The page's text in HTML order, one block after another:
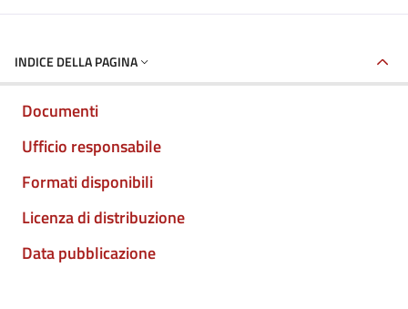
INDICE DELLA PAGINA
Documenti
Ufficio responsabile
Formati disponibili
Licenza di distribuzione
Data pubblicazione